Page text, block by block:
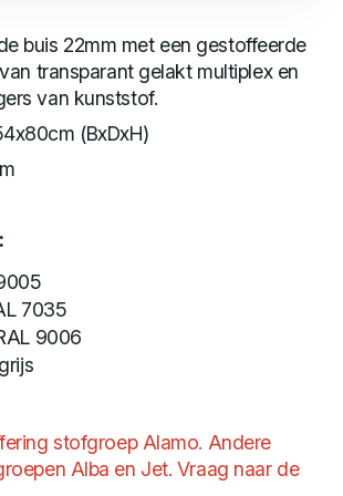
buis 22mm met een gestoffeerde
transparant gelakt multiplex en
van kunststof.
(BxDxH)
7035
9006
stofgroep Alamo. Andere
Alba en Jet. Vraag naar de